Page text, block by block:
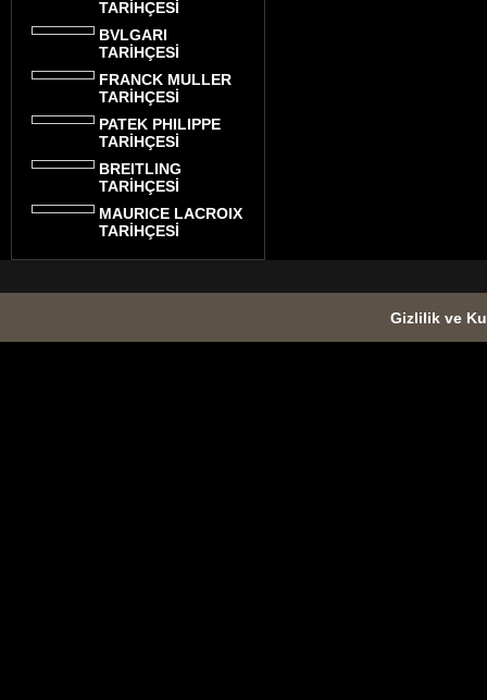
TARİHÇESİ
BVLGARI
TARİHÇESİ
FRANCK MULLER
TARİHÇESİ
PATEK PHILIPPE
TARİHÇESİ
BREITLING
TARİHÇESİ
MAURICE LACROIX
TARİHÇESİ
Gizlilik ve